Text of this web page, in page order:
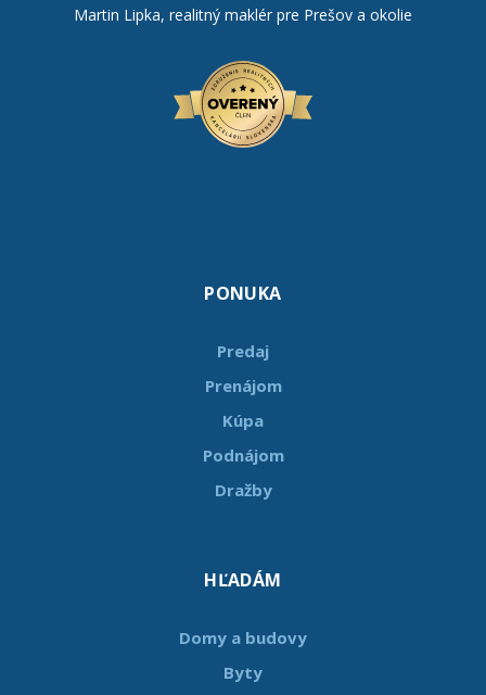
Martin Lipka, realitný maklér pre Prešov a okolie
PONUKA
Predaj
Prenájom
Kúpa
Podnájom
Dražby
HĽADÁM
Domy a budovy
Byty